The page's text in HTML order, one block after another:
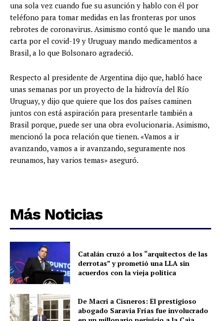
una sola vez cuando fue su asunción y hablo con él por
teléfono para tomar medidas en las fronteras por unos
rebrotes de coronavirus. Asimismo contó que le mando una
carta por el covid-19 y Uruguay mando medicamentos a
Brasil, a lo que Bolsonaro agradeció.
Respecto al presidente de Argentina dijo que, habló hace
unas semanas por un proyecto de la hidrovía del Río
Uruguay, y dijo que quiere que los dos países caminen
juntos con está aspiración para presentarle también a
Brasil porque, puede ser una obra evolucionaria. Asimismo,
mencionó la poca relación que tienen. «Vamos a ir
avanzando, vamos a ir avanzando, seguramente nos
reunamos, hay varios temas» aseguró.
Más Noticias
Catalán cruzó a los “arquitectos de las
derrotas” y prometió una LLA sin
acuerdos con la vieja política
De Macri a Cisneros: El prestigioso
abogado Saravia Frías fue involucrado